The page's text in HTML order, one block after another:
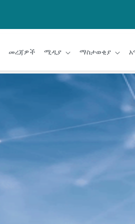
መረጃዎች ሚዲያ ማስታወቂያ